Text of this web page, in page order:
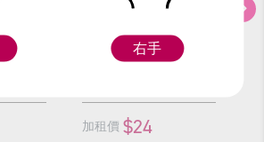
綠加油棒/支
加租價 $24
右手